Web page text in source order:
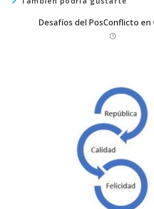
Desafíos del PosConflicto en